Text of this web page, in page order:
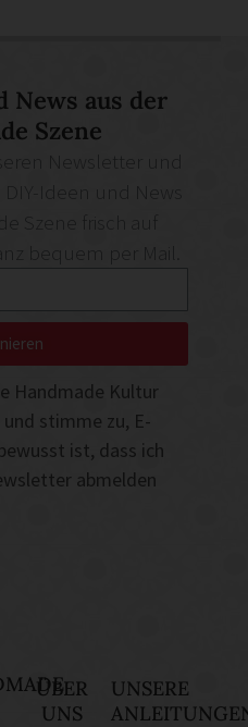
News aus der
Szene
bequem per Mail.
Handmade Kultur
und stimme zu, E-
ist, dass ich
abmelden
ÜBER
UNS
UNSERE